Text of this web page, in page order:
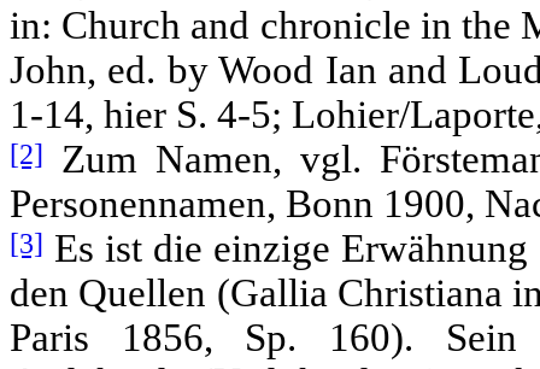
in: Church and chronicle in the
John, ed. by Wood Ian and
1-14, hier S. 4-5; Lohier/
[2]
Zum Namen, vgl.
Personennamen, Bonn 1900,
[3] Es ist die einzige
den Quellen (Gallia Christiana
Paris 1856, Sp. 160). Sein